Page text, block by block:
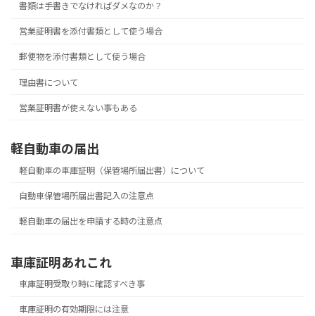
書類は手書きでなければダメなのか？
営業証明書を添付書類として使う場合
郵便物を添付書類として使う場合
理由書について
営業証明書が使えない事もある
軽自動車の届出
軽自動車の車庫証明（保管場所届出書）について
自動車保管場所届出書記入の注意点
軽自動車の届出を申請する時の注意点
車庫証明あれこれ
車庫証明受取り時に確認すべき事
車庫証明の有効期限には注意